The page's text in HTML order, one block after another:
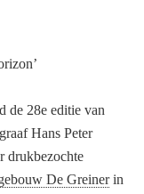
de 28e editie van
Hans Peter
drukbezochte
De Greinerin